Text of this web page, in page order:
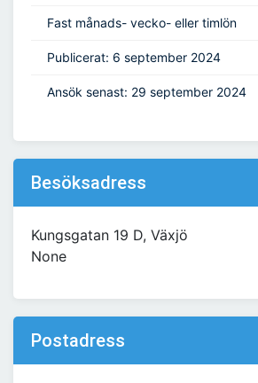
Fast månads- vecko- eller timlön
Publicerat: 6 september 2024
Ansök senast: 29 september 2024
Besöksadress
Kungsgatan 19 D, Växjö
None
Postadress